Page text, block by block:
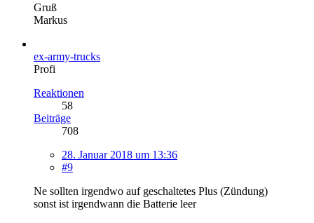
Gruß
Markus
ex-army-trucks
Profi
Reaktionen
58
Beiträge
708
28. Januar 2018 um 13:36
#9
Ne sollten irgendwo auf geschaltetes Plus (Zündung)
sonst ist irgendwann die Batterie leer